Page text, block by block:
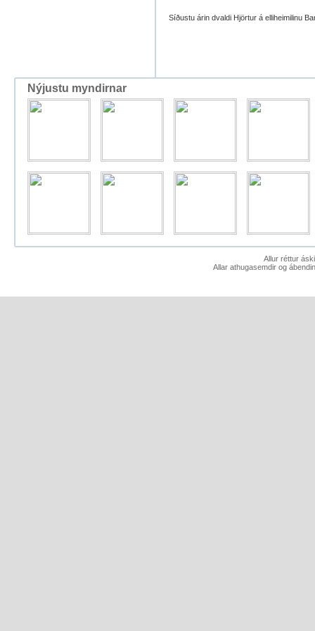
Síðustu árin dvaldi Hjörtur á elliheimilinu
Nýjustu myndirnar
Allur réttur
Allar athugasemdir og